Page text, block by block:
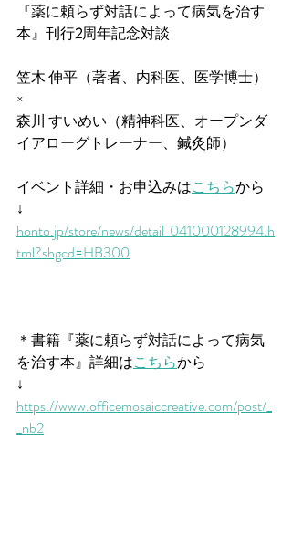
『薬に頼らず対話によって病気を治す
本』刊行2周年記念対談
笠木 伸平（著者、内科医、医学博士）
×
森川 すいめい（精神科医、オープンダ
イアローグトレーナー、鍼灸師）
イベント詳細・お申込みはこちらから
↓
honto.jp/store/news/detail_041000128994.h
tml?shgcd=HB300
＊書籍『薬に頼らず対話によって病気
を治す本』詳細はこちらから
↓
https://www.officemosaiccreative.com/post/_
_nb2